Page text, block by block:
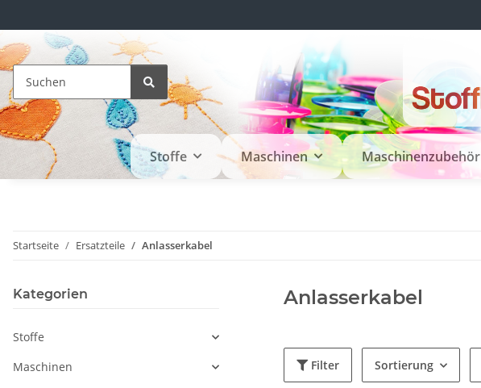
Stoffe Maschinen Maschinenzubehör
Startseite Ersatzteile Anlasserkabel
Anlasserkabel
Filter Sortierung
Kategorien
Stoffe
Maschinen